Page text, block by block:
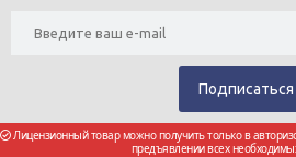
Лицензионный товар можно получить только в
предъявлении всех